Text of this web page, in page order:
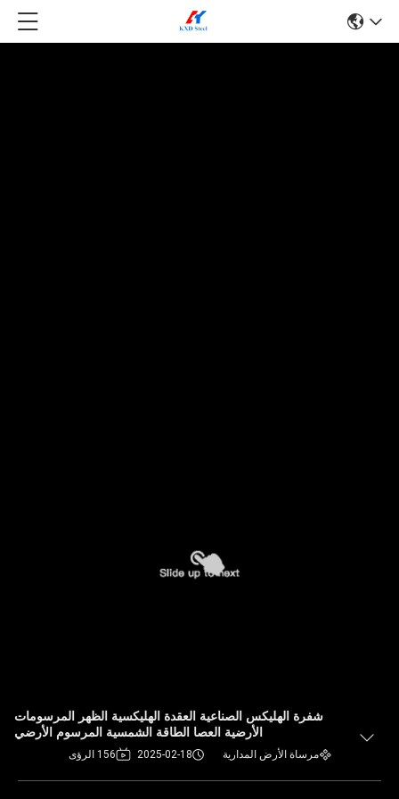
شفرة الهليكس الصناعية العقدة الهليكسية الظهر المرسومات
الأرضية العصا الطاقة الشمسية المرسوم الأرضي
مرساة الأرض المدارية 2025-02-18 156 الرؤى